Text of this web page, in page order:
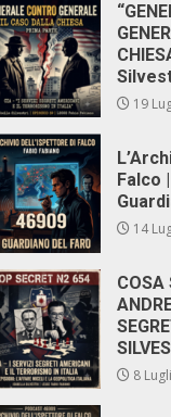
19
Falco
14
COSA
8